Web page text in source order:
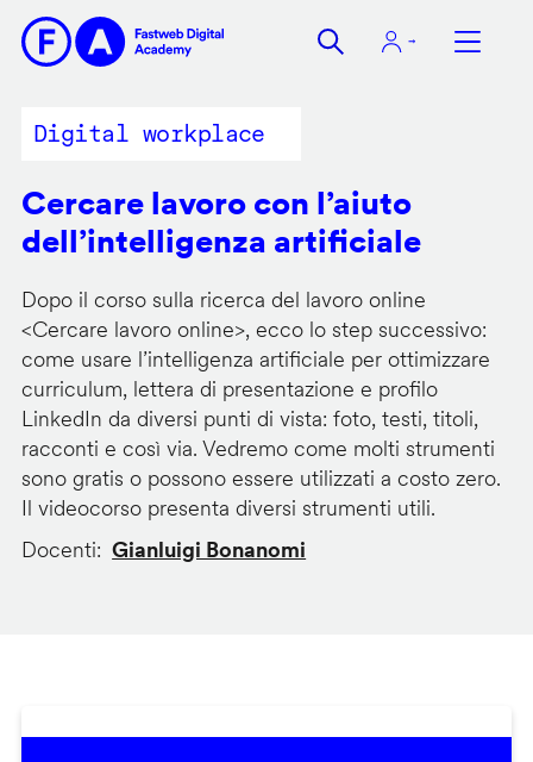
contenuto
Digital workplace
Cercare lavoro con l’aiuto
dell’intelligenza artificiale
Dopo il corso sulla ricerca del lavoro online
<Cercare lavoro online>, ecco lo step successivo:
come usare l’intelligenza artificiale per ottimizzare
curriculum, lettera di presentazione e profilo
LinkedIn da diversi punti di vista: foto, testi, titoli,
racconti e così via. Vedremo come molti strumenti
sono gratis o possono essere utilizzati a costo zero.
Il videocorso presenta diversi strumenti utili.
Docenti
Gianluigi Bonanomi